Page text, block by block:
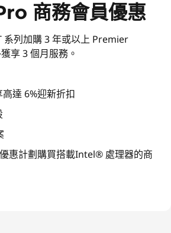
商務會員優惠
系列加購 3 年或以上 Premier
享 3 個月服務。
達 6%迎新折扣
惠計劃購買搭載Intel® 處理器的商